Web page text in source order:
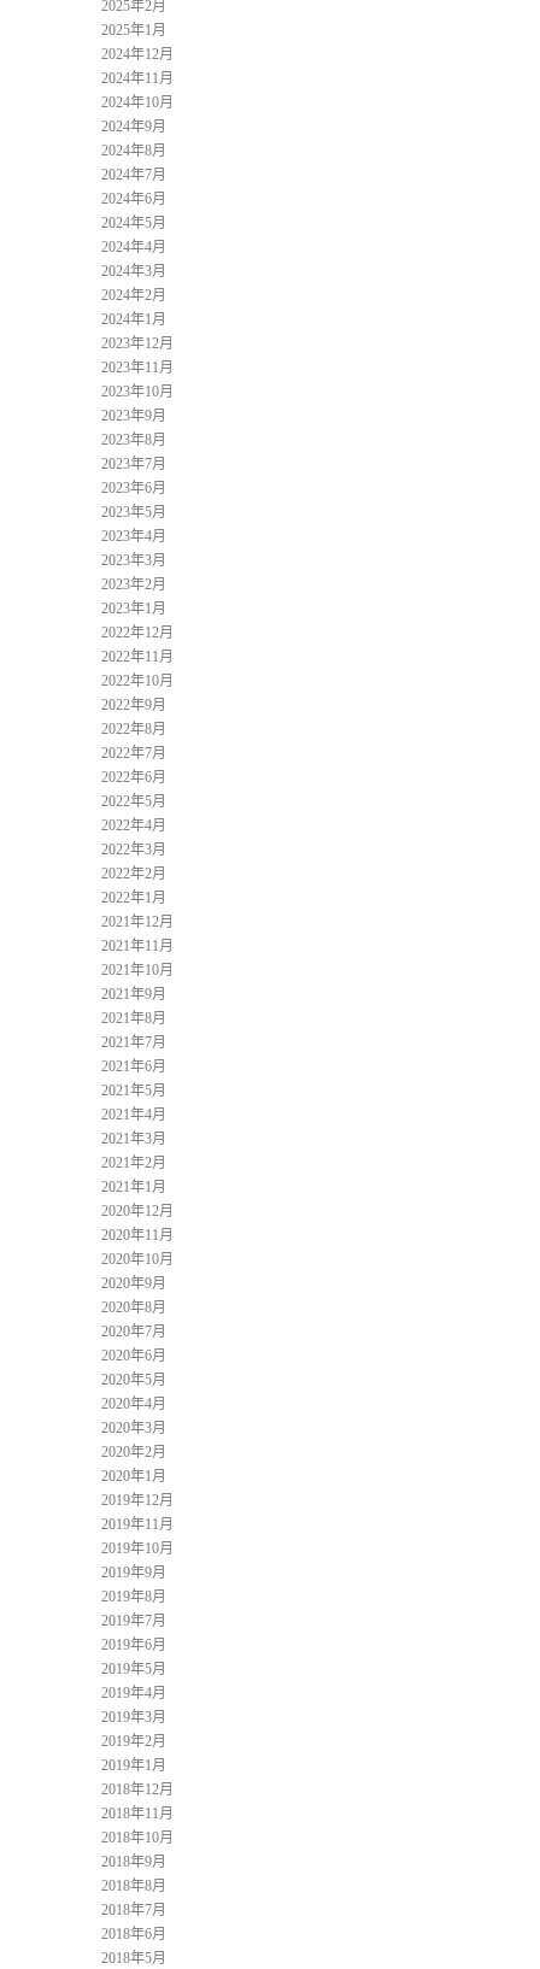
2025年2月
2025年1月
2024年12月
2024年11月
2024年10月
2024年9月
2024年8月
2024年7月
2024年6月
2024年5月
2024年4月
2024年3月
2024年2月
2024年1月
2023年12月
2023年11月
2023年10月
2023年9月
2023年8月
2023年7月
2023年6月
2023年5月
2023年4月
2023年3月
2023年2月
2023年1月
2022年12月
2022年11月
2022年10月
2022年9月
2022年8月
2022年7月
2022年6月
2022年5月
2022年4月
2022年3月
2022年2月
2022年1月
2021年12月
2021年11月
2021年10月
2021年9月
2021年8月
2021年7月
2021年6月
2021年5月
2021年4月
2021年3月
2021年2月
2021年1月
2020年12月
2020年11月
2020年10月
2020年9月
2020年8月
2020年7月
2020年6月
2020年5月
2020年4月
2020年3月
2020年2月
2020年1月
2019年12月
2019年11月
2019年10月
2019年9月
2019年8月
2019年7月
2019年6月
2019年5月
2019年4月
2019年3月
2019年2月
2019年1月
2018年12月
2018年11月
2018年10月
2018年9月
2018年8月
2018年7月
2018年6月
2018年5月